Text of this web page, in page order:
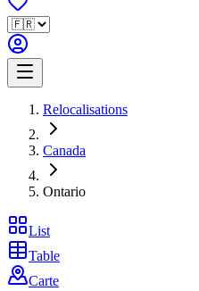
Relocalisations
Canada
Ontario
List
Table
Carte